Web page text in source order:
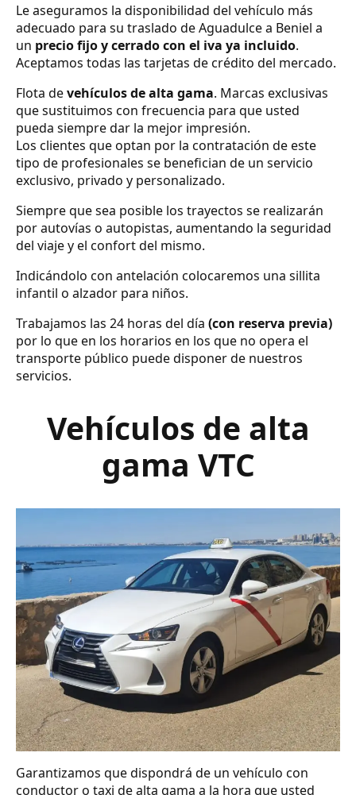
Le aseguramos la disponibilidad del vehículo más
adecuado para su traslado de Aguadulce a Beniel a
un precio fijo y cerrado con el iva ya incluido.
Aceptamos todas las tarjetas de crédito del mercado.
Flota devehículos de alta gama. Marcas exclusivas
que sustituimos con frecuencia para que usted
pueda siempre dar la mejor impresión.
Los clientes que optan por la contratación de este
tipo de profesionales se benefician de un servicio
exclusivo, privado y personalizado.
Siempre que sea posible los trayectos se realizarán
por autovías o autopistas, aumentando la seguridad
del viaje y el confort del mismo.
Indicándolo con antelación colocaremos una sillita
infantil o alzador para niños.
Trabajamos las 24 horas del día (con reserva previa)
por lo que en los horarios en los que no opera el
transporte público puede disponer de nuestros
servicios.
Vehículos de alta
gama VTC
Garantizamos que dispondrá de un vehículo con
conductor o taxi de alta gama a la hora que usted